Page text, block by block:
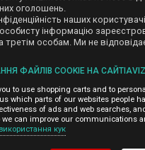
оголошень.
наших
інформацію
третім особам. Ми не
нашого сайту представлена
Network. Щоб дізнатися
Googleнатисніть
ФАЙЛІВ COOKIE НА
to use shopping carts and to
which parts of our websites people
of ads and web searches,
we can improve our communications
кук